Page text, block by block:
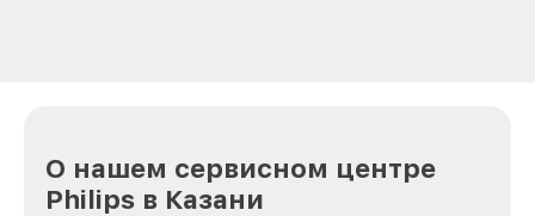
О нашем сервисном центре
Philips в Казани